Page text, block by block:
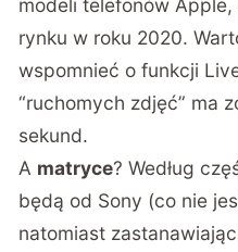
modeli telefonów
rynku w roku 2020.
wspomnieć o funkcji
“ruchomych zdjęć” ma
sekund.
A matryce? Według
będą od Sony (co nie
natomiast